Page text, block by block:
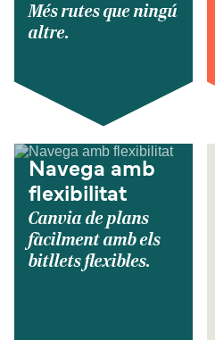
Més rutes que ningú
altre.
Navega amb
flexibilitat
Canvia de plans
fàcilment amb els
bitllets flexibles.